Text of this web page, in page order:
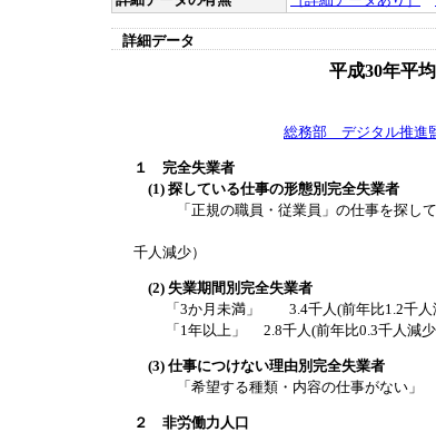
詳細データ
平成30年平
総務部 デジタル推進
１ 完全失業者
(1) 探している仕事の形態別完全失業者
「正規の職員・従業員」の仕事を探して
うち男性 3.1
千人減少）
(2) 失業期間別完全失業者
「3か月未満」 3.4千人(前年比1.2千人
「1年以上」 2.8千人(前年比0.3千人減少
(3) 仕事につけない理由別完全失業者
「希望する種類・内容の仕事がない」
２ 非労働力人口